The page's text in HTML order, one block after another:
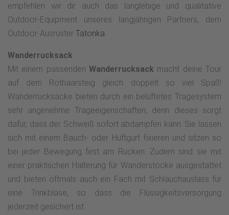
empfehlen wir dir auch das langlebige und qualitative
Outdoor-Equipment unseres langjährigen Partners, dem
Outdoor-Ausrüster Tatonka.
Wanderrucksack
Mit einem passenden Wanderrucksack macht deine Tour
auf dem Rothaarsteig gleich doppelt so viel Spaß!
Wanderrucksäcke bieten durch ein belüftetes Tragesystem
sehr angenehme Trageeigenschaften, denn dieses sorgt
dafür, dass der Schweiß sofort abdampfen kann. Sie lassen
sich mit einem Bauch- oder Hüftgurt fixieren und sitzen so
bei jeder Bewegung fest am Rücken. Zudem sind sie mit
einer praktischen Halterung für Wanderstöcke ausgestattet
und bieten oftmals auch ein Fach mit Schlauchauslass für
eine Trinkblase, so dass die Flüssigkeitsversorgung
jederzeit gesichert ist.